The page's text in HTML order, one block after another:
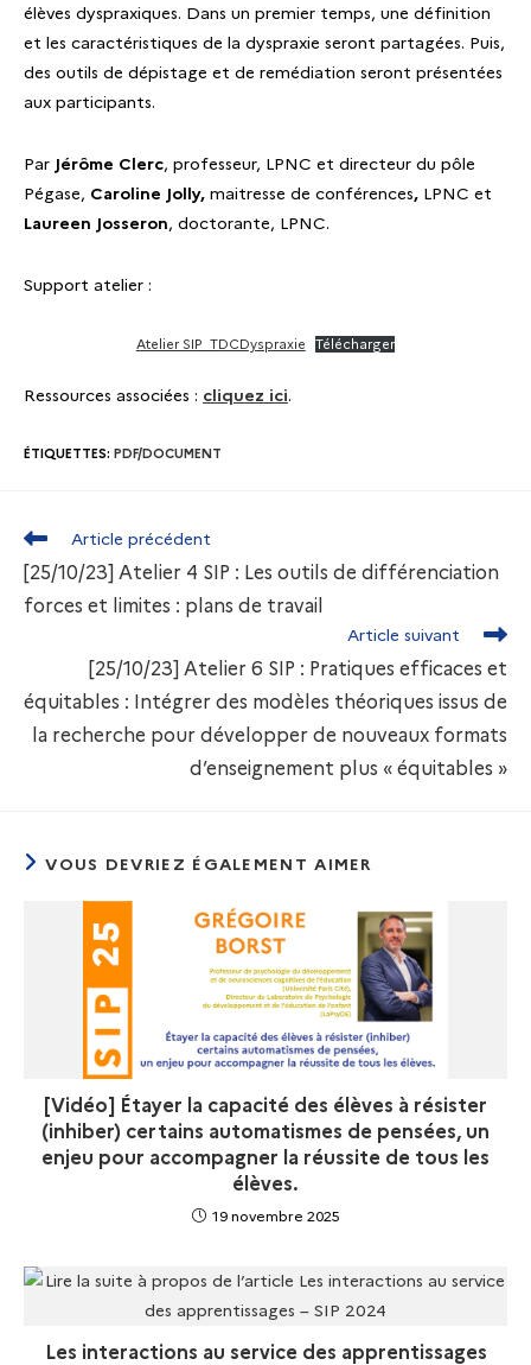
élèves dyspraxiques. Dans un premier temps, une définition
et les caractéristiques de la dyspraxie seront partagées. Puis,
des outils de dépistage et de remédiation seront présentées
aux participants.
Par Jérôme Clerc, professeur, LPNC et directeur du pôle
Pégase, Caroline Jolly, maitresse de conférences, LPNC et
Laureen Josseron, doctorante, LPNC.
Support atelier :
Atelier SIP_TDCDyspraxie Télécharger
Ressources associées : cliquez ici.
ÉTIQUETTES: PDF/DOCUMENT
Article précédent
[25/10/23] Atelier 4 SIP : Les outils de différenciation
forces et limites : plans de travail
Article suivant
[25/10/23] Atelier 6 SIP : Pratiques efficaces et
équitables : Intégrer des modèles théoriques issus de
la recherche pour développer de nouveaux formats
d’enseignement plus « équitables »
VOUS DEVRIEZ ÉGALEMENT AIMER
[Vidéo] Étayer la capacité des élèves à résister
(inhiber) certains automatismes de pensées, un
enjeu pour accompagner la réussite de tous les
élèves.
19 novembre 2025
Les interactions au service des apprentissages